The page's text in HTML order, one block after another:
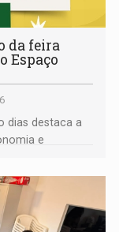
da feira
Espaço
dias destaca a
e